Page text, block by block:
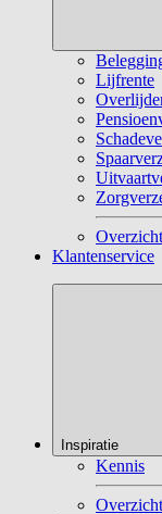
Lijfrente
Klantenservice
Inspiratie
Kennis